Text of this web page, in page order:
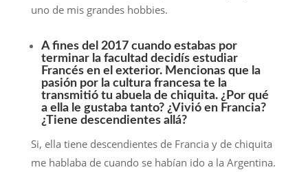
uno de mis grandes hobbies.
A fines del 2017 cuando estabas por
terminar la facultad decidís estudiar
Francés en el exterior. Mencionas que la
pasión por la cultura francesa te la
transmitió tu abuela de chiquita. ¿Por qué
a ella le gustaba tanto? ¿Vivió en Francia?
¿Tiene descendientes allá?
Si, ella tiene descendientes de Francia y de chiquita
me hablaba de cuando se habían ido a la Argentina.